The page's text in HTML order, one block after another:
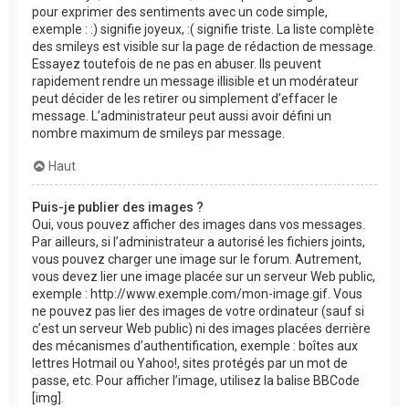
pour exprimer des sentiments avec un code simple,
exemple : :) signifie joyeux, :( signifie triste. La liste complète
des smileys est visible sur la page de rédaction de message.
Essayez toutefois de ne pas en abuser. Ils peuvent
rapidement rendre un message illisible et un modérateur
peut décider de les retirer ou simplement d’effacer le
message. L’administrateur peut aussi avoir défini un
nombre maximum de smileys par message.
Haut
Puis-je publier des images ?
Oui, vous pouvez afficher des images dans vos messages.
Par ailleurs, si l’administrateur a autorisé les fichiers joints,
vous pouvez charger une image sur le forum. Autrement,
vous devez lier une image placée sur un serveur Web public,
exemple : http://www.exemple.com/mon-image.gif. Vous
ne pouvez pas lier des images de votre ordinateur (sauf si
c’est un serveur Web public) ni des images placées derrière
des mécanismes d’authentification, exemple : boîtes aux
lettres Hotmail ou Yahoo!, sites protégés par un mot de
passe, etc. Pour afficher l’image, utilisez la balise BBCode
[img].